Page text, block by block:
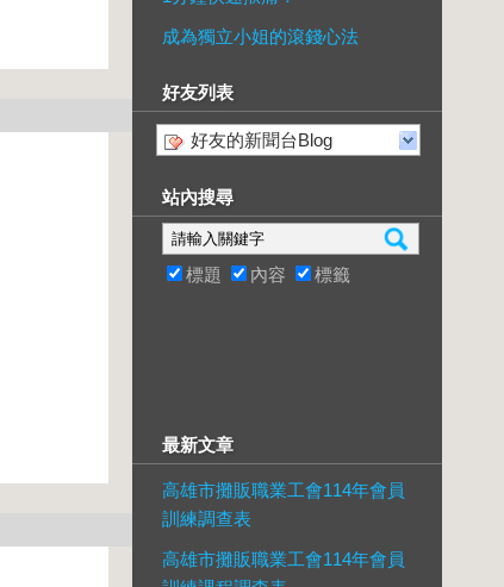
成為獨立小姐的滾錢心法
好友列表
好友的新聞台Blog
站內搜尋
標題 內容 標籤
最新文章
高雄市攤販職業工會114年會員
訓練調查表
高雄市攤販職業工會114年會員